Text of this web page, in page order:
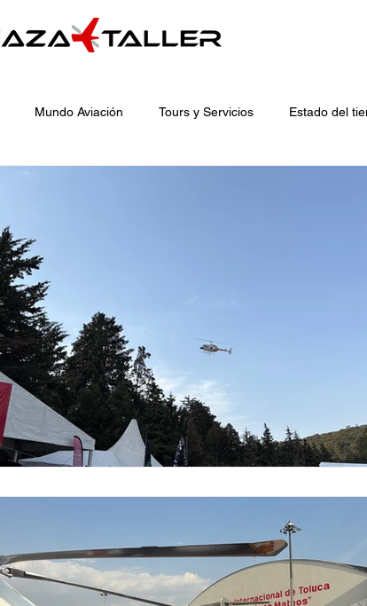
Mundo Aviación Tours y Servicios Estado del